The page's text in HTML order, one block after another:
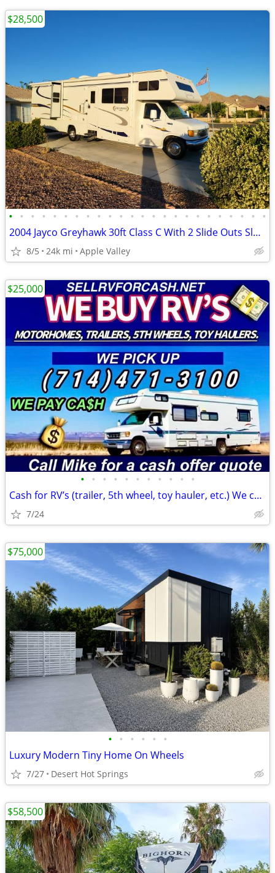
• • • • • • • • • • • • • • • • • • • • • • • •
2004 Jayco Greyhawk 30ft Class C With 2 Slide Outs Sleeps 8
8/5 24k mi Apple Valley
$28,500
• • • • • • • • • • •
Cash for RV’s (trailer, 5th wheel, toy hauler, etc.) We come to you.
7/24
$25,000
• • • • • •
Luxury Modern Tiny Home On Wheels
7/27 Desert Hot Springs
$75,000
$58,500